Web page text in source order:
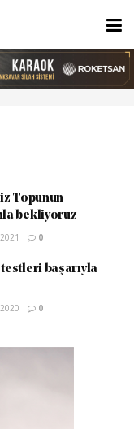
Topunun
bekliyoruz
0
başarıyla
0